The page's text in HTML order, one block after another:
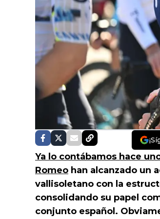
Ya lo contábamos hace
Romeo han alcanzado un
vallisoletano con la
consolidando su papel
conjunto español.